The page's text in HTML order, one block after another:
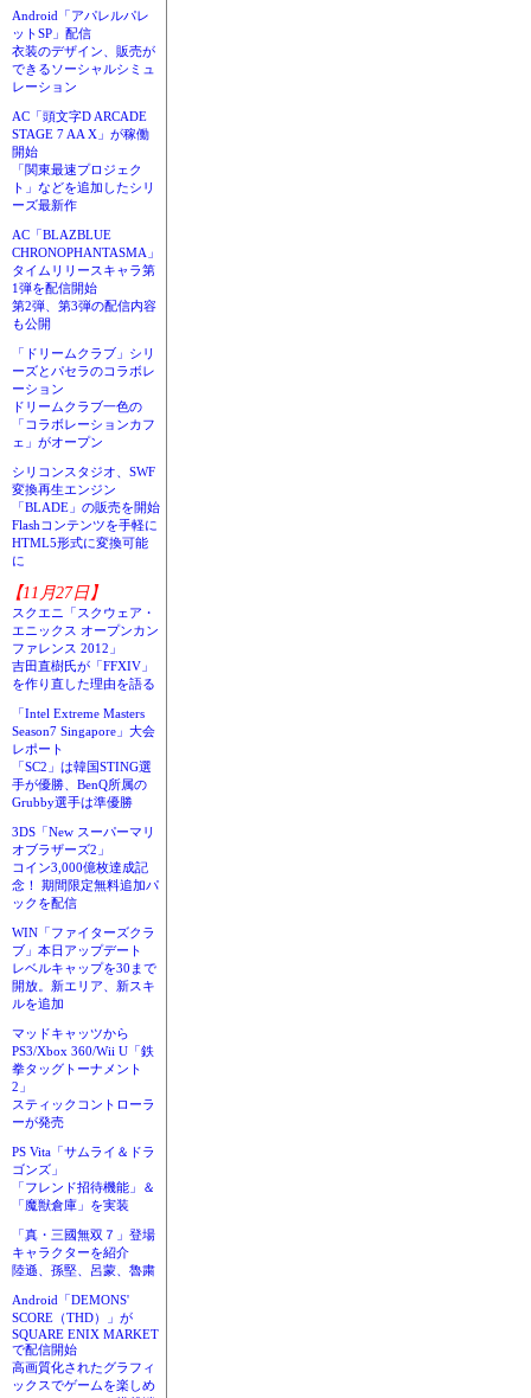
Android「アパレルパレ
ットSP」配信
衣装のデザイン、販売が
できるソーシャルシミュ
レーション
AC「頭文字D ARCADE
STAGE 7 AA X」が稼働
開始
「関東最速プロジェク
ト」などを追加したシリ
ーズ最新作
AC「BLAZBLUE
CHRONOPHANTASMA」
タイムリリースキャラ第
1弾を配信開始
第2弾、第3弾の配信内容
も公開
「ドリームクラブ」シリ
ーズとパセラのコラボレ
ーション
ドリームクラブ一色の
「コラボレーションカフ
ェ」がオープン
シリコンスタジオ、SWF
変換再生エンジン
「BLADE」の販売を開始
Flashコンテンツを手軽に
HTML5形式に変換可能
に
【11月27日】
スクエニ「スクウェア・
エニックス オープンカン
ファレンス 2012」
吉田直樹氏が「FFXIV」
を作り直した理由を語る
「Intel Extreme Masters
Season7 Singapore」大会
レポート
「SC2」は韓国STING選
手が優勝、BenQ所属の
Grubby選手は準優勝
3DS「New スーパーマリ
オブラザーズ2」
コイン3,000億枚達成記
念！ 期間限定無料追加パ
ックを配信
WIN「ファイターズクラ
ブ」本日アップデート
レベルキャップを30まで
開放。新エリア、新スキ
ルを追加
マッドキャッツから
PS3/Xbox 360/Wii U「鉄
拳タッグトーナメント
2」
スティックコントローラ
ーが発売
PS Vita「サムライ＆ドラ
ゴンズ」
「フレンド招待機能」＆
「魔獣倉庫」を実装
「真・三國無双７」登場
キャラクターを紹介
陸遜、孫堅、呂蒙、魯粛
Android「DEMONS'
SCORE（THD）」が
SQUARE ENIX MARKET
で配信開始
高画質化されたグラフィ
ックスでゲームを楽しめ